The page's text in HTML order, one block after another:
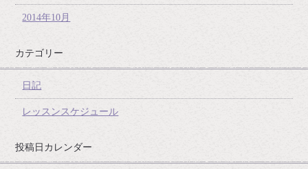
2014年10月
カテゴリー
日記
レッスンスケジュール
投稿日カレンダー